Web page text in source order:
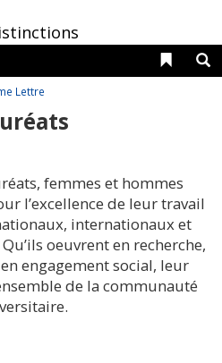
Liens
Lettre
femmes et hommes
l’excellence de leur travail
internationaux et
oeuvrent en recherche,
engagement social, leur
de la communauté